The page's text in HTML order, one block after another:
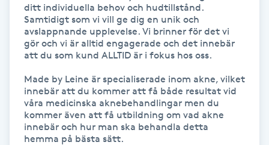
Hudvård
Hyperhidros
Hypnos
ditt individuella behov och hudtillstånd.
Samtidigt som vi vill ge dig en unik och
avslappnande upplevelse. Vi brinner för det vi
gör och vi är alltid engagerade och det innebär
att du som kund ALLTID är i fokus hos oss.
Made by Leine är specialiserade inom akne, vilket
innebär att du kommer att få både resultat vid
våra medicinska aknebehandlingar men du
kommer även att få utbildning om vad akne
innebär och hur man ska behandla detta
hemma på bästa sätt.